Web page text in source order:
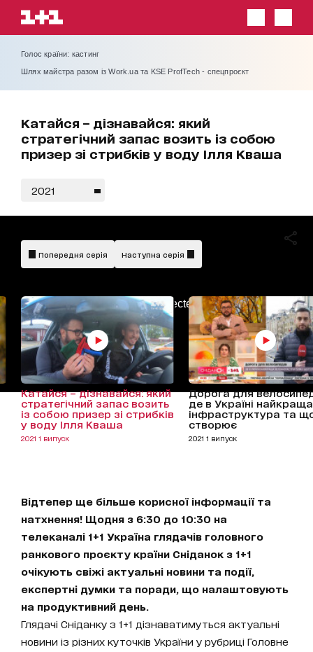
Голос країни: кастинг
Шлях майстра разом із Work.ua та KSE ProfTech - спецпроєкт
Катайся – дізнавайся: який
стратегічний запас возить із собою
призер зі стрибків у воду Ілля Кваша
2021
AdBlockDetected!
Попередня серія Наступна серія
Катайся – дізнавайся: який
стратегічний запас возить
із собою призер зі стрибків
у воду Ілля Кваша
2021 1 випуск
Дорога для
де в Україні найкраща
інфраструктура та що
створює
2021 1 випуск
Відтепер ще більше корисної інформації та
натхнення! Щодня з 6:30 до 10:30 на
телеканалі 1+1 Україна глядачів головного
ранкового проєкту країни Сніданок з 1+1
очікують свіжі актуальні новини та події,
експертні думки та поради, що налаштовують
на продуктивний день.
Глядачі Сніданку з 1+1 дізнаватимуться актуальні
новини із різних куточків України у рубриці Головне